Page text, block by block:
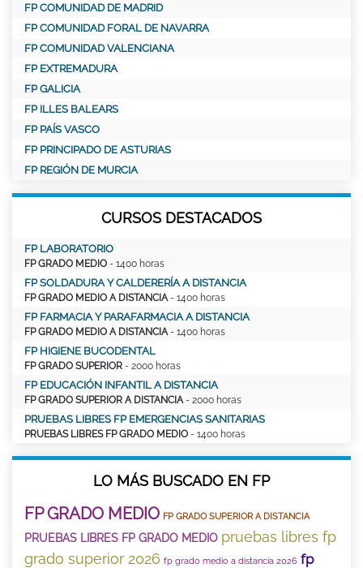
FP COMUNIDAD DE MADRID
FP COMUNIDAD FORAL DE NAVARRA
FP COMUNIDAD VALENCIANA
FP EXTREMADURA
FP GALICIA
FP ILLES BALEARS
FP PAÍS VASCO
FP PRINCIPADO DE ASTURIAS
FP REGIÓN DE MURCIA
CURSOS DESTACADOS
FP LABORATORIO
FP GRADO MEDIO - 1400 horas
FP SOLDADURA Y CALDERERÍA A DISTANCIA
FP GRADO MEDIO A DISTANCIA - 1400 horas
FP FARMACIA Y PARAFARMACIA A DISTANCIA
FP GRADO MEDIO A DISTANCIA - 1400 horas
FP HIGIENE BUCODENTAL
FP GRADO SUPERIOR - 2000 horas
FP EDUCACIÓN INFANTIL A DISTANCIA
FP GRADO SUPERIOR A DISTANCIA - 2000 horas
PRUEBAS LIBRES FP EMERGENCIAS SANITARIAS
PRUEBAS LIBRES FP GRADO MEDIO - 1400 horas
LO MÁS BUSCADO EN FP
FP GRADO MEDIO FP GRADO SUPERIOR A DISTANCIA
PRUEBAS LIBRES FP GRADO MEDIO pruebas libres fp
grado superior 2026 fp grado medio a distancia 2026 fp